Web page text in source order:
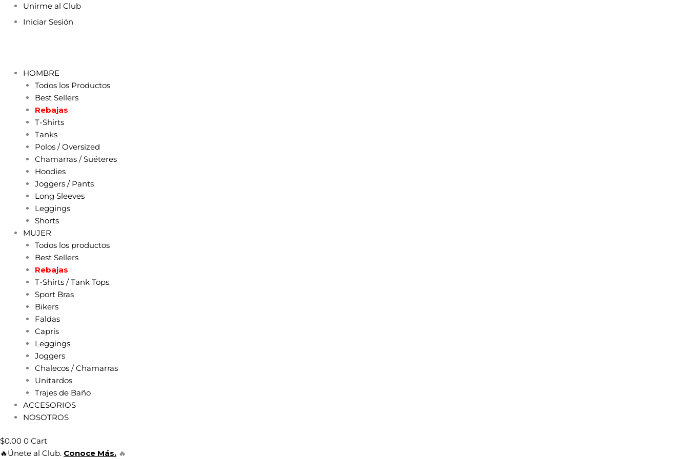
Unirme al Club
Iniciar Sesión
HOMBRE
Todos los Productos
Best Sellers
Rebajas
T-Shirts
Tanks
Polos / Oversized
Chamarras / Suéteres
Hoodies
Joggers / Pants
Long Sleeves
Leggings
Shorts
MUJER
Todos los productos
Best Sellers
Rebajas
T-Shirts / Tank Tops
Sport Bras
Bikers
Faldas
Capris
Leggings
Joggers
Chalecos / Chamarras
Unitardos
Trajes de Baño
ACCESORIOS
NOSOTROS
$0.00 0 Cart
🔥Únete al Club. Conoce Más. 🔥
Search